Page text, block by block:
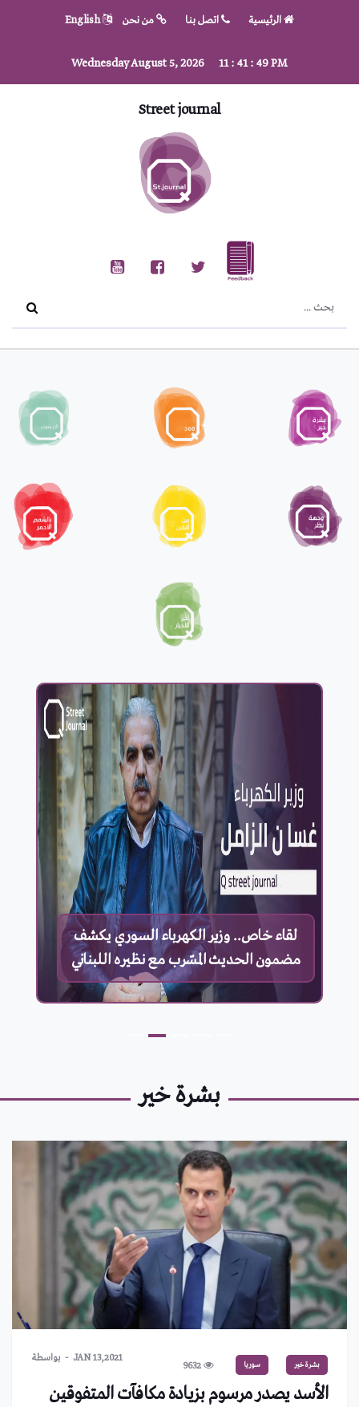
الرئيسية اتصل بنا من نحن English
Wednesday August 5, 2026 11: 41: 50PM
Street journal
لقاء خاص.. وزير الكهرباء السوري يكشف
مضمون الحديث المسّرب مع نظيره اللبناني
بشرة خير
بشرة خير سوريا 9632
JAN 13,2021 بواسطة
الأسد يصدر مرسوم بزيادة مكافآت المتفوقين